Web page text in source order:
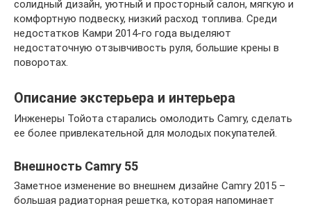
солидный дизайн, уютный и просторный салон, мягкую и
комфортную подвеску, низкий расход топлива. Среди
недостатков Камри 2014-го года выделяют
недостаточную отзывчивость руля, большие крены в
поворотах.
Описание экстерьера и интерьера
Инженеры Тойота старались омолодить Camry, сделать
ее более привлекательной для молодых покупателей.
Внешность Camry 55
Заметное изменение во внешнем дизайне Camry 2015 –
большая радиаторная решетка, которая напоминает